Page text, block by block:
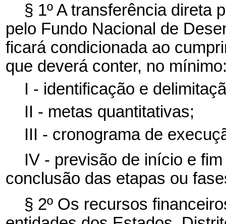
§ 1º A transferência direta
pelo Fundo Nacional de
ficará condicionada ao
que deverá conter, no
I - identificação e
II - metas quantitativas;
III - cronograma de
IV - previsão de início e
conclusão das etapas ou
§ 2º Os recursos